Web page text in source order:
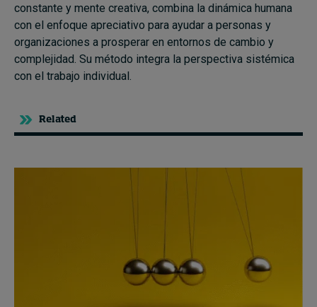
constante y mente creativa, combina la dinámica humana
con el enfoque apreciativo para ayudar a personas y
organizaciones a prosperar en entornos de cambio y
complejidad. Su método integra la perspectiva sistémica
con el trabajo individual.
Related